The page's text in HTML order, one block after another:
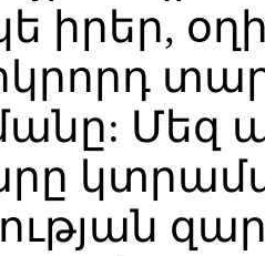
իրեր,
Մեզ